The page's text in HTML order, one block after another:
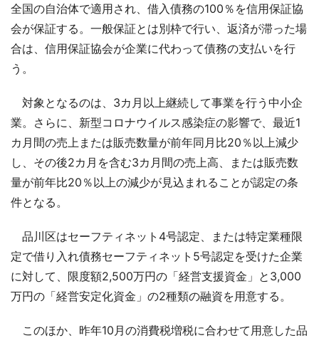
全国の自治体で適用され、借入債務の100％を信用保証協
会が保証する。一般保証とは別枠で行い、返済が滞った場
合は、信用保証協会が企業に代わって債務の支払いを行
う。
対象となるのは、3カ月以上継続して事業を行う中小企
業。さらに、新型コロナウイルス感染症の影響で、最近1
カ月間の売上または販売数量が前年同月比20％以上減少
し、その後2カ月を含む3カ月間の売上高、または販売数
量が前年比20％以上の減少が見込まれることが認定の条
件となる。
品川区はセーフティネット4号認定、または特定業種限
定で借り入れ債務セーフティネット5号認定を受けた企業
に対して、限度額2,500万円の「経営支援資金」と3,000
万円の「経営安定化資金」の2種類の融資を用意する。
このほか、昨年10月の消費税増税に合わせて用意した品